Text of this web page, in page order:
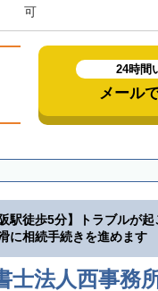
可
24時間
メール
阪駅徒歩5分】トラブルが
に相続手続きを進めます
士法人西事務